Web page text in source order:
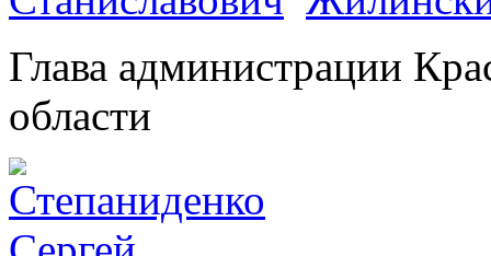
Глава администрации
области